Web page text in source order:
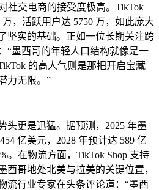
社交电商的接受度极高。TikTok
，活跃用户达 5750 万，如此庞大
坚实的基础。正如一位长期关注跨
“墨西哥的年轻人口结构就像是一
的高人气则是那把开启宝藏
力无限。”
头更是迅猛。据预测，2025 年墨
亿美元，2028 年预计达 589 亿
。在物流方面，TikTok Shop 支持
西哥地处北美与拉美的关键位置，
流行业专家在头条评论道：“墨西